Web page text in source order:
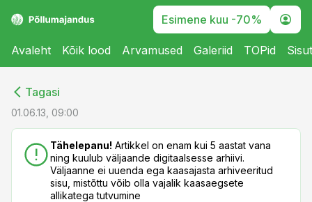
Esimene kuu -70%
Avaleht Kõik lood Arvamused Galeriid TOPid
Tagasi
01.06.13, 09:00
Tähelepanu! Artikkel on enam kui 5 aastat vana
ning kuulub väljaande digitaalsesse arhiivi.
Väljaanne ei uuenda ega kaasajasta arhiveeritud
sisu, mistõttu võib olla vajalik kaasaegsete
allikatega tutvumine